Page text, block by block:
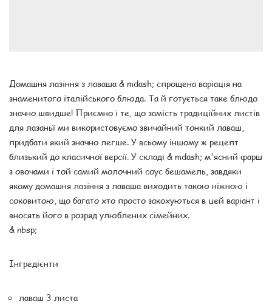
Домашня лазіння з лаваша & mdash; спрощена варіація на
знаменитого італійського блюда. Та й готується таке блюдо
значно швидше! Приємно і те, що замість традиційних листів
для лазаньї ми використовуємо звичайний тонкий лаваш,
придбати який значно легше. У всьому іншому ж рецепт
близький до класичної версії. У складі & mdash; м'ясний фарш
з овочами і той самий молочний соус бешамель, завдяки
якому домашня лазіння з лаваша виходить такою ніжною і
соковитою, що багато хто просто закохуються в цей варіант і
вносять його в розряд улюблених сімейних.
& nbsp;
Інгредієнти
лаваш 3 листа